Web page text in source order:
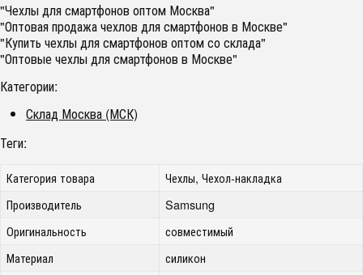
"Чехлы для смартфонов оптом Москва"
"Оптовая продажа чехлов для смартфонов в Москве"
"Купить чехлы для смартфонов оптом со склада"
"Оптовые чехлы для смартфонов в Москве"
Категории:
Склад Москва (МСК)
Теги:
Категория товара
Чехлы, Чехол-накладка
Производитель
Samsung
Оригинальность
совместимый
Материал
силикон